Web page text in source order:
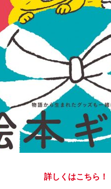
詳しくはこちら！